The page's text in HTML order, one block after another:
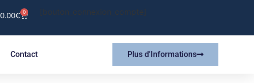
0.00€ 0 [bouton_connexion_compte]
Contact Plus d'Informations